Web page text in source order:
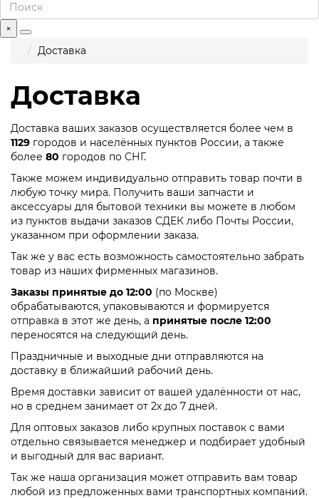
×
Доставка
Доставка
Доставка ваших заказов осуществляется более чем в
1129 городов и населённых пунктов России, а также
более 80 городов по СНГ.
Также можем индивидуально отправить товар почти в
любую точку мира. Получить ваши запчасти и
аксессуары для бытовой техники вы можете в любом
из пунктов выдачи заказов СДЕК либо Почты России,
указанном при оформлении заказа.
Так же у вас есть возможность самостоятельно забрать
товар из наших фирменных магазинов.
Заказы принятые до 12:00 (по Москве)
обрабатываются, упаковываются и формируется
отправка в этот же день, а принятые после 12:00
переносятся на следующий день.
Праздничные и выходные дни отправляются на
доставку в ближайший рабочий день.
Время доставки зависит от вашей удалённости от нас,
но в среднем занимает от 2х до 7 дней.
Для оптовых заказов либо крупных поставок с вами
отдельно связывается менеджер и подбирает удобный
и выгодный для вас вариант.
Так же наша организация может отправить вам товар
любой из предложенных вами транспортных компаний.